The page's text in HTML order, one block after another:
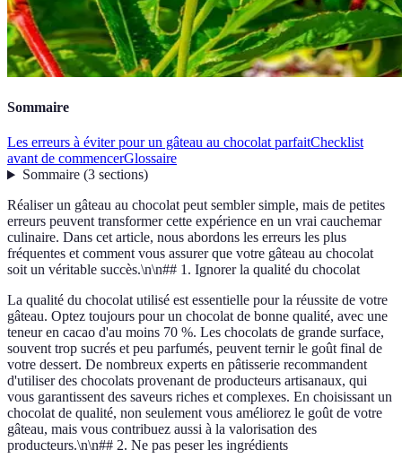
Sommaire
Les erreurs à éviter pour un gâteau au chocolat parfaitChecklist
avant de commencerGlossaire
Sommaire(3 sections)
Réaliser un gâteau au chocolat peut sembler simple, mais de petites
erreurs peuvent transformer cette expérience en un vrai cauchemar
culinaire. Dans cet article, nous abordons les erreurs les plus
fréquentes et comment vous assurer que votre gâteau au chocolat
soit un véritable succès.\n\n## 1. Ignorer la qualité du chocolat
La qualité du chocolat utilisé est essentielle pour la réussite de votre
gâteau. Optez toujours pour un chocolat de bonne qualité, avec une
teneur en cacao d'au moins 70 %. Les chocolats de grande surface,
souvent trop sucrés et peu parfumés, peuvent ternir le goût final de
votre dessert. De nombreux experts en pâtisserie recommandent
d'utiliser des chocolats provenant de producteurs artisanaux, qui
vous garantissent des saveurs riches et complexes. En choisissant un
chocolat de qualité, non seulement vous améliorez le goût de votre
gâteau, mais vous contribuez aussi à la valorisation des
producteurs.\n\n## 2. Ne pas peser les ingrédients